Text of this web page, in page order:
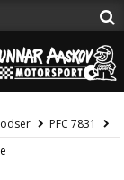
PFC 7831